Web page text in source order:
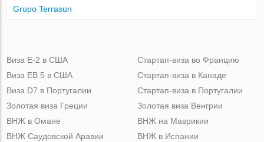
Grupo Terrasun
Виза Е-2 в США
Виза ЕВ 5 в США
Виза D7 в Португалии
Золотая виза Греции
Стартап-виза во Францию
Стартап-виза в Канаде
Стартап-виза в Португалии
Золотая виза Венгрии
ВНЖ в Омане
ВНЖ Саудовской Аравии
ВНЖ на Маврикии
ВНЖ в Испании